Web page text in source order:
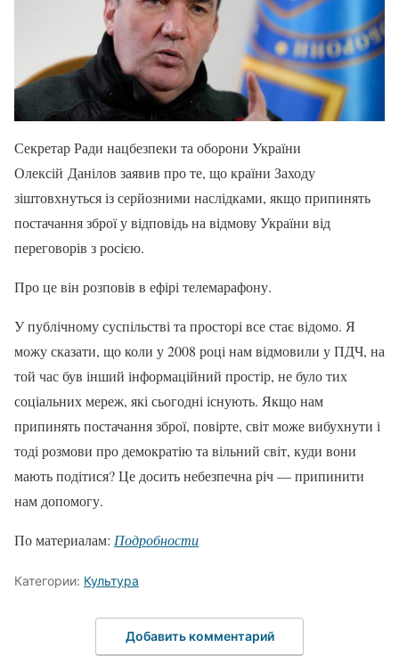
Секретар Ради нацбезпеки та оборони України
Олексій Данілов заявив про те, що країни Заходу
зіштовхнуться із серйозними наслідками, якщо припинять
постачання зброї у відповідь на відмову України від
переговорів з росією.
Про це він розповів в ефірі телемарафону.
У публічному суспільстві та просторі все стає відомо. Я
можу сказати, що коли у 2008 році нам відмовили у ПДЧ, на
той час був інший інформаційний простір, не було тих
соціальних мереж, які сьогодні існують. Якщо нам
припинять постачання зброї, повірте, світ може вибухнути і
тоді розмови про демократію та вільний світ, куди вони
мають подітися? Це досить небезпечна річ — припинити
нам допомогу.
По материалам: Подробности
Категории: Культура
Добавить комментарий